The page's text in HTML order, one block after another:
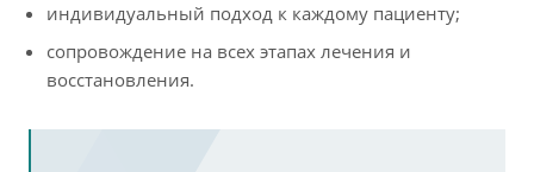
индивидуальный подход к каждому пациенту;
сопровождение на всех этапах лечения и
восстановления.